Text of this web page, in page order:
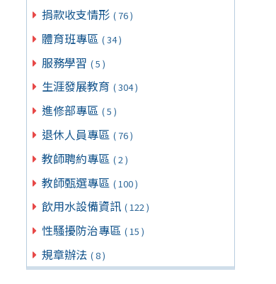
捐款收支情形 ( 76 )
體育班專區 ( 34 )
服務學習 ( 5 )
生涯發展教育 ( 304 )
進修部專區 ( 5 )
退休人員專區 ( 76 )
教師聘約專區 ( 2 )
教師甄選專區 ( 100 )
飲用水設備資訊 ( 122 )
性騷擾防治專區 ( 15 )
規章辦法 ( 8 )